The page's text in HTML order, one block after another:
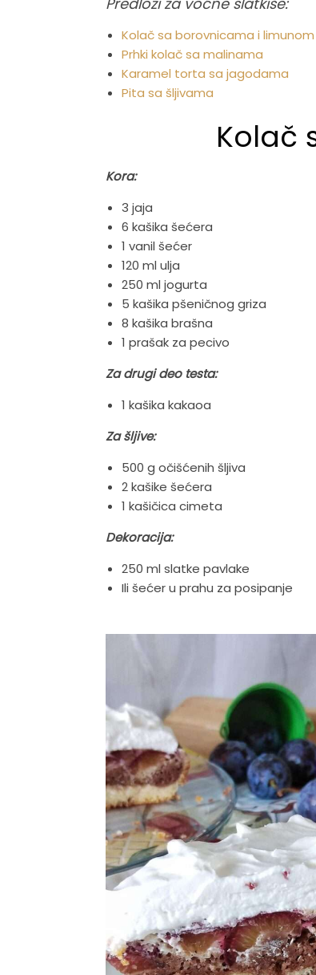
Kolač sa borovnicama i limunom
Prhki kolač sa malinama
Karamel torta sa jagodama
Pita sa šljivama
Kolač
Kora:
3 jaja
6 kašika šećera
1 vanil šećer
120 ml ulja
250 ml jogurta
5 kašika pšeničnog griza
8 kašika brašna
1 prašak za pecivo
Za drugi deo testa:
1 kašika kakaoa
Za šljive:
500 g očišćenih šljiva
2 kašike šećera
1 kašičica cimeta
Dekoracija:
250 ml slatke pavlake
Ili šećer u prahu za posipanje